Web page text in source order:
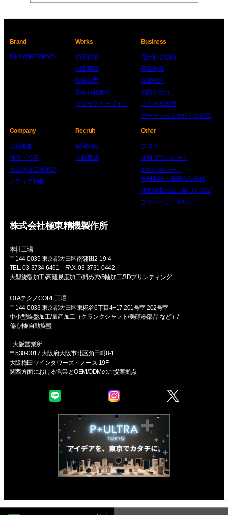
株式会社極東精機製作所
本社工場
〒144-0035 東京都大田区南蒲田2-19-4
TEL. 03-3734-6461 FAX. 03-3731-0442
大型旋盤加工/高難易度加工/斜め穴/5軸加工/3Dプリンティング
OTAテクノCORE工場
〒144-0033 東京都大田区東糀谷6丁目4−17 201号室 202号室
中小型旋盤加工/量産加工（クランクシャフト/美顔器部品 など）/
偏心軸/自動旋盤
大阪営業所
〒530-0017 大阪府大阪市北区角田町8-1
大阪梅田ツインタワーズ・ノース 19F
関西方面における営業とOEM/ODMのご提案拠点
Brand
BARYON TOKYO
Works
加工技術
加工実績
対応分野
対応可能素材
プロダクトデザイン
Business
選ばれる理由
事業内容
設備紹介
納品の流れ
よくある質問
グーテンベルク社との協業
Company
会社概要
理念・沿革
大田区優工場認定
メディア掲載
Recruit
採用情報
人材育成
Other
ブログ
資料ダウンロード
お問い合わせ・
無料相談・見積もり依頼
特定商取引法に基づく表記
プライバシーポリシー